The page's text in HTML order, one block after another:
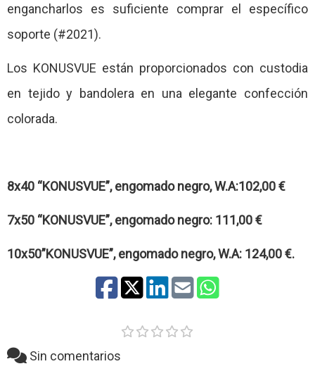
engancharlos es suficiente comprar el específico
soporte (#2021).
Los KONUSVUE están proporcionados con custodia
en tejido y bandolera en una elegante confección
colorada.
8x40 “KONUSVUE”, engomado negro, W.A:102,00 €
7x50 “KONUSVUE”, engomado negro: 111,00 €
10x50”KONUSVUE”, engomado negro, W.A: 124,00 €.
Sin comentarios